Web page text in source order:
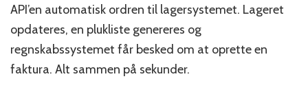
API’en automatisk ordren til lagersystemet. Lageret
opdateres, en plukliste genereres og
regnskabssystemet får besked om at oprette en
faktura. Alt sammen på sekunder.